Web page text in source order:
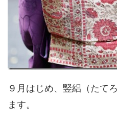
９月はじめ、竪絽（たて
ます。